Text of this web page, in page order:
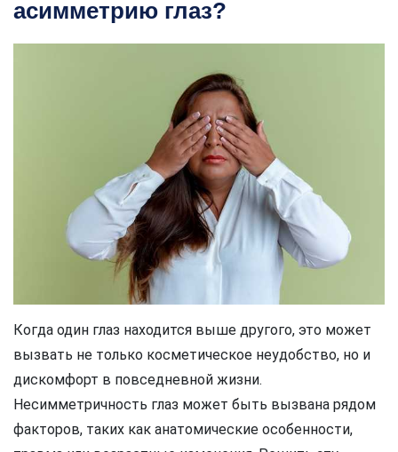
асимметрию глаз?
Когда один глаз находится выше другого, это может
вызвать не только косметическое неудобство, но и
дискомфорт в повседневной жизни.
Несимметричность глаз может быть вызвана рядом
факторов, таких как анатомические особенности,